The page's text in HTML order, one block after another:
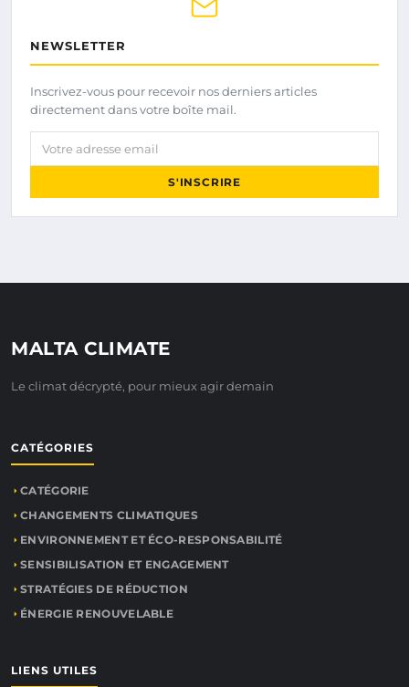
NEWSLETTER
Inscrivez-vous pour recevoir nos derniers articles
directement dans votre boîte mail.
Votre adresse email
S'INSCRIRE
MALTA CLIMATE
Le climat décrypté, pour mieux agir demain
CATÉGORIES
CATÉGORIE
CHANGEMENTS CLIMATIQUES
ENVIRONNEMENT ET ÉCO-RESPONSABILITÉ
SENSIBILISATION ET ENGAGEMENT
STRATÉGIES DE RÉDUCTION
ÉNERGIE RENOUVELABLE
LIENS UTILES